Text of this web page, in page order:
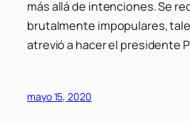
más allá de intenciones. Se
brutalmente impopulares,
atrevió a hacer el presidente
mayo 15, 2020